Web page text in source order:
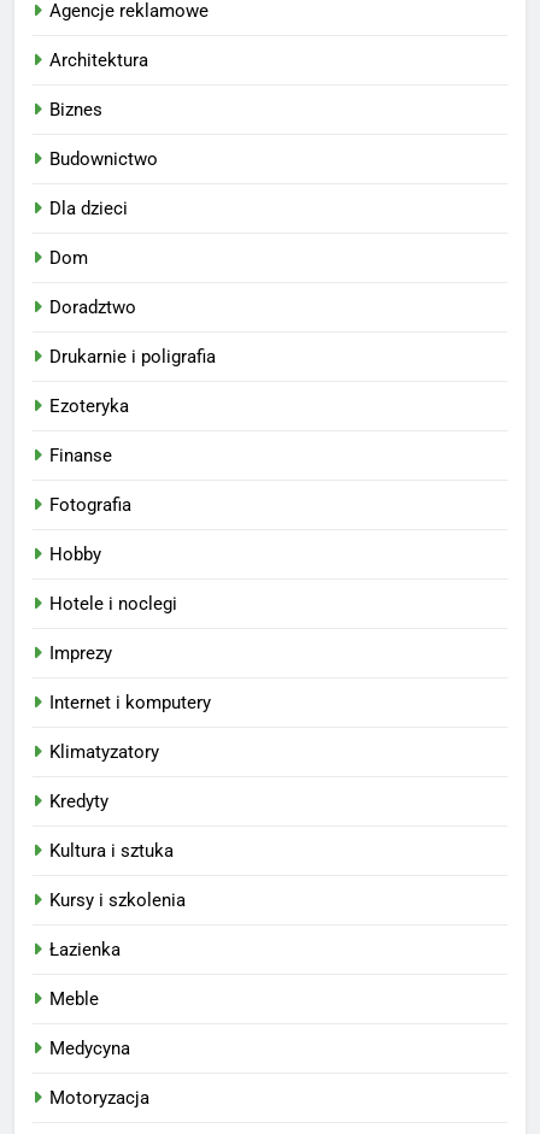
Agencje reklamowe
Architektura
Biznes
Budownictwo
Dla dzieci
Dom
Doradztwo
Drukarnie i poligrafia
Ezoteryka
Finanse
Fotografia
Hobby
Hotele i noclegi
Imprezy
Internet i komputery
Klimatyzatory
Kredyty
Kultura i sztuka
Kursy i szkolenia
Łazienka
Meble
Medycyna
Motoryzacja